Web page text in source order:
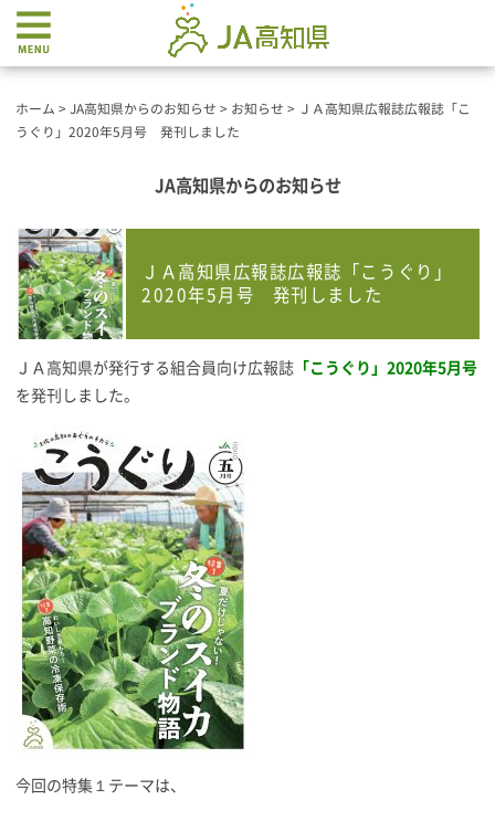
ホーム > JA高知県からのお知らせ > お知らせ >
ＪＡ高知県広報誌広報誌「こ
うぐり」2020年5月号 発刊しました
JA高知県からのお知らせ
ＪＡ高知県広報誌広報誌「こうぐり」
2020年5月号 発刊しました
ＪＡ高知県が発行する組合員向け広報誌 「こうぐり」2020年5月号
を発刊しました。
今回の特集１テーマは、